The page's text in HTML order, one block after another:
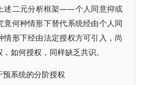
述二元分析框架——个人同意抑或
竟何种情形下替代系统经由个人同
情形下经由法定授权方可引入，尚
如何授权，同样缺乏共识。
预系统的分阶授权